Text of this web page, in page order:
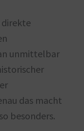
direkte
unmittelbar
das macht
besonders.